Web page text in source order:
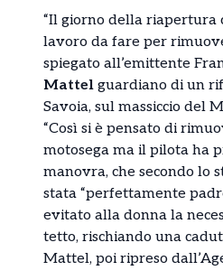
“Il giorno della riapertura
lavoro da fare per
spiegato all’emittente
Mattel guardiano di un
Savoia, sul massiccio del
“Così si è pensato di
motosega ma il pilota ha
manovra, che secondo lo
stata “perfettamente
evitato alla donna la
tetto, rischiando una
Mattel, poi ripreso